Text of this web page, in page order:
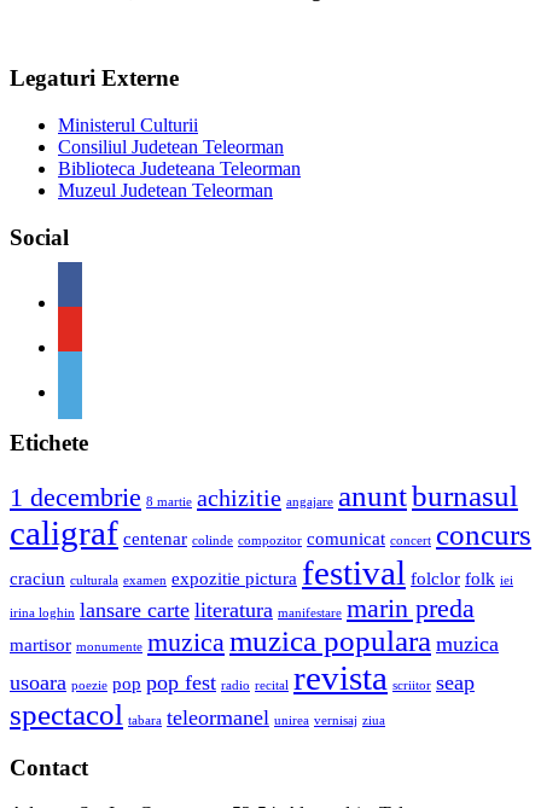
Legaturi Externe
Ministerul Culturii
Consiliul Judetean Teleorman
Biblioteca Judeteana Teleorman
Muzeul Judetean Teleorman
Social
Etichete
1 decembrie 8 martie achizitie angajare anuntburnasul
caligraf centenar colinde compozitor comunicat concert concurs
craciun culturala examen expozitie pictura festival folclor folk iei
irina loghin lansare carte literatura manifestare marin preda
martisor monumente muzica muzica populara muzica
usoara poezie pop pop fest radio recital revista scriitor seap
spectacol tabara teleormanel unirea vernisaj ziua
Contact